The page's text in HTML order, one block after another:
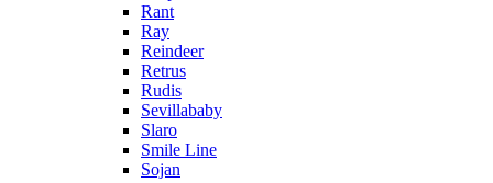
Rant
Ray
Reindeer
Retrus
Rudis
Sevillababy
Slaro
Smile Line
Sojan